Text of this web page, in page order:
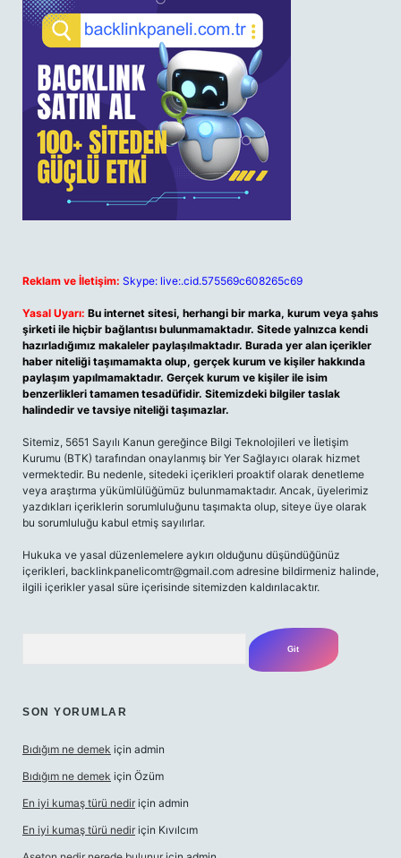
Reklam ve İletişim: Skype: live:.cid.575569c608265c69
Yasal Uyarı: Bu internet sitesi, herhangi bir marka, kurum veya şahıs
şirketi ile hiçbir bağlantısı bulunmamaktadır. Sitede yalnızca kendi
hazırladığımız makaleler paylaşılmaktadır. Burada yer alan içerikler
haber niteliği taşımamakta olup, gerçek kurum ve kişiler hakkında
paylaşım yapılmamaktadır. Gerçek kurum ve kişiler ile isim
benzerlikleri tamamen tesadüfidir. Sitemizdeki bilgiler taslak
halindedir ve tavsiye niteliği taşımazlar.
Sitemiz, 5651 Sayılı Kanun gereğince Bilgi Teknolojileri ve İletişim
Kurumu (BTK) tarafından onaylanmış bir Yer Sağlayıcı olarak hizmet
vermektedir. Bu nedenle, sitedeki içerikleri proaktif olarak denetleme
veya araştırma yükümlülüğümüz bulunmamaktadır. Ancak, üyelerimiz
yazdıkları içeriklerin sorumluluğunu taşımakta olup, siteye üye olarak
bu sorumluluğu kabul etmiş sayılırlar.
Hukuka ve yasal düzenlemelere aykırı olduğunu düşündüğünüz
içerikleri, backlinkpanelicomtr@gmail.com adresine bildirmeniz halinde,
ilgili içerikler yasal süre içerisinde sitemizden kaldırılacaktır.
SON YORUMLAR
Bıdığım ne demek için admin
Bıdığım ne demek için Özüm
En iyi kumaş türü nedir için admin
En iyi kumaş türü nedir için Kıvılcım